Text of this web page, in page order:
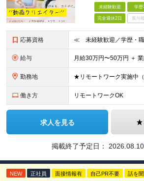
未経験歓迎 学歴
完全週休2日 賞与
応募資格
給与
勤務地
働き方 リモートワークOK
求人を見る
掲載終了予定日： 2026.08.10
NEW 正社員 面接情報有 自己PR不要 話を